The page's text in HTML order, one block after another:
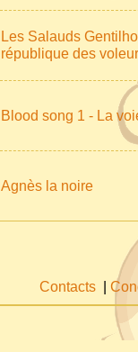
Les Salauds
république des
Blood song 1 - La
Agnès la noire
Contacts |